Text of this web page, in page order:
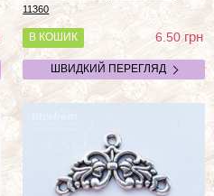
11360
В КОШИК 6.50грн
ШВИДКИЙ ПЕРЕГЛЯД